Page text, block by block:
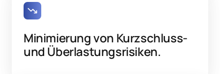
Minimierung von Kurzschluss-
und Überlastungsrisiken.